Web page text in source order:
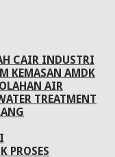
CAIR INDUSTRI
KEMASAN AMDK
AIR
TREATMENT
PROSES